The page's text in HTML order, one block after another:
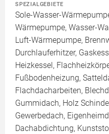
SPEZIALGEBIETE
Sole-Wasser-
Wärmepumpe, Wasser-
Luft-Wärmepumpe,
Durchlauferhitzer,
Heizkessel,
Fußbodenheizung,
Flachdacharbeiten,
Gummidach, Holz
Gewerbedach,
Dachabdichtung,